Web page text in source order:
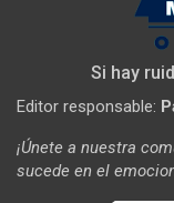
Si hay
Editor responsable:
¡Únete a nuestra
sucede en el